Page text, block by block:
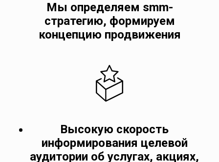
Мы определяем smm-
стратегию, формируем
концепцию продвижения
Высокую скорость
информирования целевой
аудитории об услугах, акциях,